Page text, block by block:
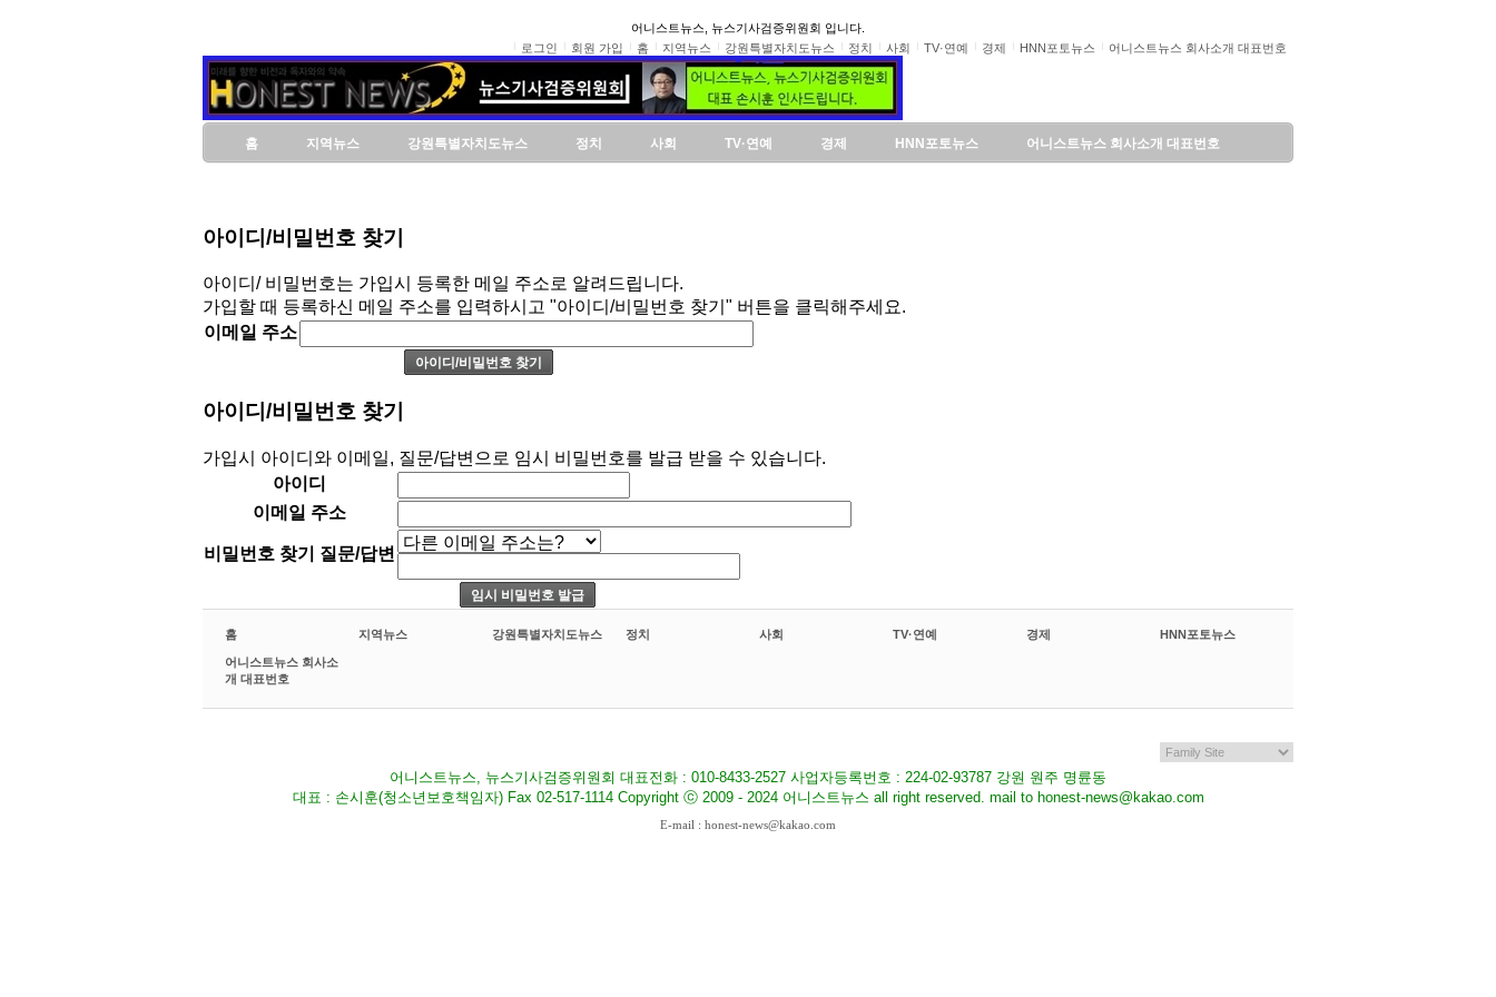
어니스트뉴스, 뉴스기사검증위원회 입니다.
로그인
회원 가입 홈 지역뉴스 강원특별자치도뉴스 정치 사회 TV·연예 경제 HNN포토뉴스 어니스트뉴스 회사소개 대표번호
홈 지역뉴스 강원특별자치도뉴스 정치 사회 TV·연예 경제 HNN포토뉴스 어니스트뉴스 회사소개 대표번호
아이디/비밀번호 찾기
아이디/ 비밀번호는 가입시 등록한 메일 주소로 알려드립니다.
가입할 때 등록하신 메일 주소를 입력하시고 "아이디/비밀번호 찾기" 버튼을 클릭해주세요.
이메일 주소
아이디/비밀번호 찾기
가입시 아이디와 이메일, 질문/답변으로 임시 비밀번호를 발급 받을 수 있습니다.
아이디
이메일 주소
비밀번호 찾기 질문/답변
홈 지역뉴스 강원특별자치도뉴스 정치 사회 TV·연예 경제 HNN포토뉴스
어니스트뉴스 회사소
개 대표번호
어니스트뉴스, 뉴스기사검증위원회 대표전화 : 010-8433-2527 사업자등록번호 : 224-02-93787 강원 원주 명륜동
대표 : 손시훈(청소년보호책임자) Fax 02-517-1114 Copyright ⓒ 2009 - 2024 어니스트뉴스 all right reserved. mail to honest-news@kakao.com
E-mail : honest-news@kakao.com